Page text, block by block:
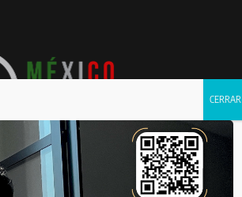
POLICIACA